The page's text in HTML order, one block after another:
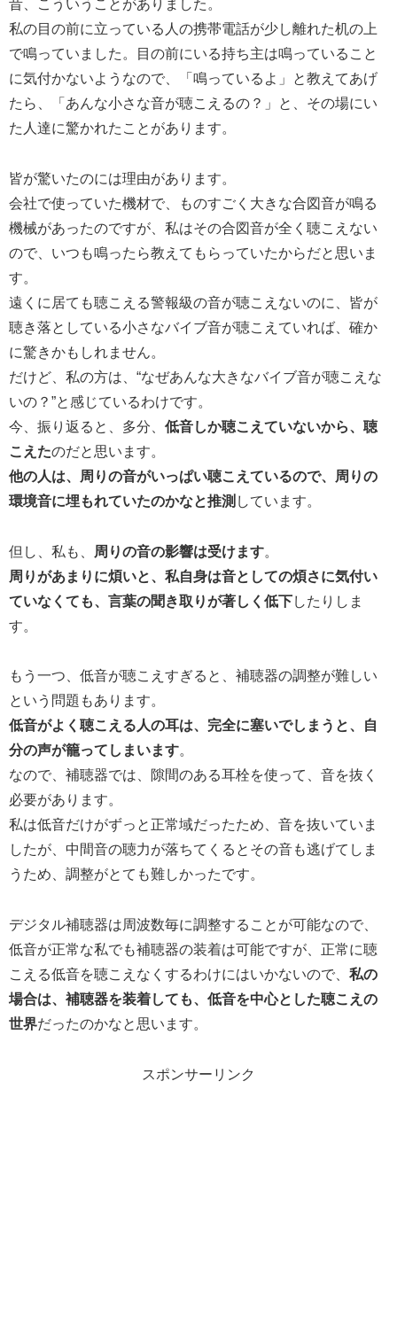
昔、こういうことがありました。
私の目の前に立っている人の携帯電話が少し離れた机の上
で鳴っていました。目の前にいる持ち主は鳴っていること
に気付かないようなので、「鳴っているよ」と教えてあげ
たら、「あんな小さな音が聴こえるの？」と、その場にい
た人達に驚かれたことがあります。
皆が驚いたのには理由があります。
会社で使っていた機材で、ものすごく大きな合図音が鳴る
機械があったのですが、私はその合図音が全く聴こえない
ので、いつも鳴ったら教えてもらっていたからだと思いま
す。
遠くに居ても聴こえる警報級の音が聴こえないのに、皆が
聴き落としている小さなバイブ音が聴こえていれば、確か
に驚きかもしれません。
だけど、私の方は、“なぜあんな大きなバイブ音が聴こえな
いの？”と感じているわけです。
今、振り返ると、多分、 低音しか聴こえていないから、聴
こえたのだと思います。
他の人は、周りの音がいっぱい聴こえているので、周りの
環境音に埋もれていたのかなと推測 しています。
但し、私も、 周りの音の影響は受けます。
周りがあまりに煩いと、私自身は音としての煩さに気付い
ていなくても、言葉の聞き取りが著しく低下したりしま
す。
もう一つ、低音が聴こえすぎると、補聴器の調整が難しい
という問題もあります。
低音がよく聴こえる人の耳は、完全に塞いでしまうと、自
分の声が籠ってしまいます。
なので、補聴器では、隙間のある耳栓を使って、音を抜く
必要があります。
私は低音だけがずっと正常域だったため、音を抜いていま
したが、中間音の聴力が落ちてくるとその音も逃げてしま
うため、調整がとても難しかったです。
デジタル補聴器は周波数毎に調整することが可能なので、
低音が正常な私でも補聴器の装着は可能ですが、正常に聴
こえる低音を聴こえなくするわけにはいかないので、 私の
場合は、補聴器を装着しても、低音を中心とした聴こえの
世界だったのかなと思います。
スポンサーリンク